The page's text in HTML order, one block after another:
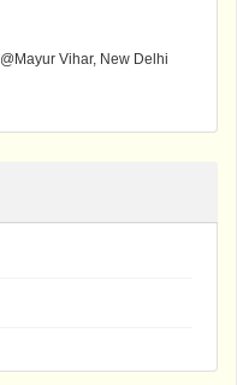
@Mayur Vihar, New Delhi